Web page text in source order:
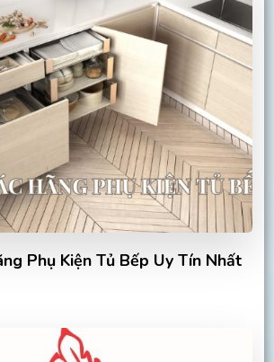
Phụ Kiện Tủ Bếp Uy Tín Nhất